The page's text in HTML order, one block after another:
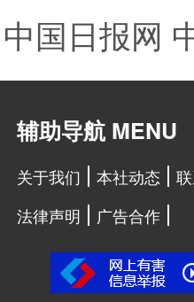
中国日报网
辅助导航 MENU
关于我们 本社动态
法律声明
广告合作